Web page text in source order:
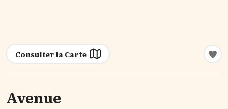
Consulter la Carte
Avenue